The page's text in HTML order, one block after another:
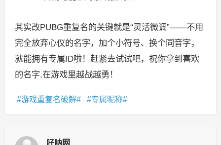
其实改PUBG重复名的关键就是“灵活微调”——不用
完全放弃心仪的名字，加个小符号、换个同音字，
就能拥有专属ID啦！赶紧去试试吧，祝你拿到喜欢
的名字,在游戏里越战越勇！
游戏重复名破解 专属昵称
吇呐网